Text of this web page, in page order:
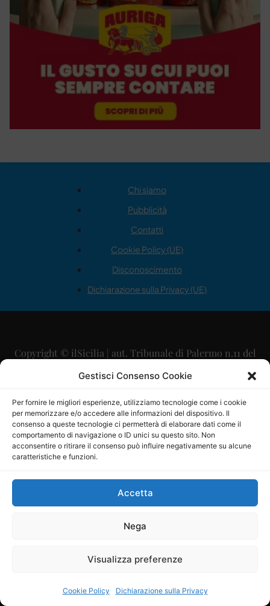
Gestisci Consenso Cookie
Per fornire le migliori esperienze, utilizziamo tecnologie come i cookie
per memorizzare e/o accedere alle informazioni del dispositivo. Il
consenso a queste tecnologie ci permetterà di elaborare dati come il
comportamento di navigazione o ID unici su questo sito. Non
acconsentire o ritirare il consenso può influire negativamente su alcune
caratteristiche e funzioni.
Accetta
Nega
Visualizza preferenze
Cookie Policy Dichiarazione sulla Privacy
Chi siamo
Pubblicità
Contatti
Cookie Policy (UE)
Disconoscimento
Dichiarazione sulla Privacy (UE)
Copyright © ilSicilia | aut. Tribunale di Palermo n.11 del
29/09/2015
Direttore Editoriale: Maurizio Scaglione
Direttore Responsabile: Maria Calabrese
P.IVA: 06334930820
Mercurio Comunicazione Società Cooperativa a r.l. è
iscritta al Registro degli Operatori di Comunicazione al
Sito gestito daLa Digitale srl–info@ladigitale.it